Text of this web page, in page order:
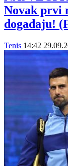
Novak prvi
događaju!
Tenis 14:42